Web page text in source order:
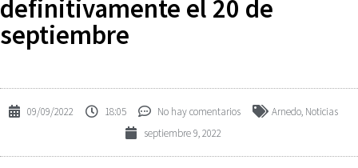
definitivamente el 20 de
septiembre
09/09/2022 18:05 No hay comentarios Arnedo, Noticias
septiembre 9, 2022